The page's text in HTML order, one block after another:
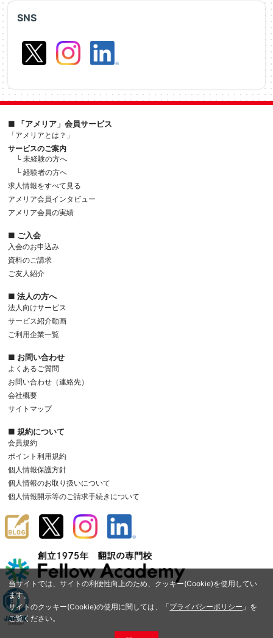
当サイトでは、サイトの利便性向上のため、クッキー(Cookie)を使用してい
ます。
サイトのクッキー(Cookie)の使用に関しては、「プライバシーポリシー 」を
ご覧ください。
SNS
■ 「アメリア」会員サービス
「アメリアとは？」
サービスのご案内
└ 未経験の方へ
└ 経験者の方へ
求人情報をすべて見る
アメリア会員インタビュー
アメリア会員の実績
■ ご入会
入会のお申込み
資料のご請求
ご友人紹介
■ 法人の方へ
法人向けサービス
サービス紹介動画
ご利用企業一覧
■ お問い合わせ
よくあるご質問
お問い合わせ（連絡先）
会社概要
サイトマップ
■ 規約について
会員規約
ポイント利用規約
個人情報保護方針
個人情報のお取り扱いについて
個人情報開示等のご請求手続きについて